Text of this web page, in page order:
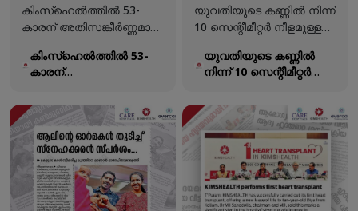
കിംസ്ഹെൽത്തിൽ 53-
കാരന് അതിസങ്കീർണ്ണമായ
ശസ്ത്രക്രിയയിലൂടെ
പുതുജീവൻ!
കിംസ്ഹെൽത്തിൽ 53-
കാരന്
കീഹോൾ ബൈപാസ്
ശസ്ത്രക്രിയയിലൂടെ
പുതുജീവൻ!
യുവതിയുടെ കണ്ണിൽ നിന്ന്
10 സെന്റീമീറ്റർ നീളമുള്ള
പുറത്തെടുത്തു!
യുവതിയുടെ കണ്ണിൽ
നിന്ന് 10 സെന്റീമീറ്റർ
വിരയെ പുറത്തെടുത്തു!